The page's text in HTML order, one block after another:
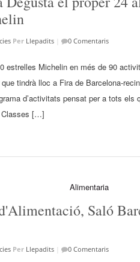
Per Llepadits 0 Comentaris
estrelles Michelin en més de 90
tindrà lloc a Fira de Barcelona-
d’activitats pensat per a tots els
Classes […]
Saló
Per Llepadits 0 Comentaris